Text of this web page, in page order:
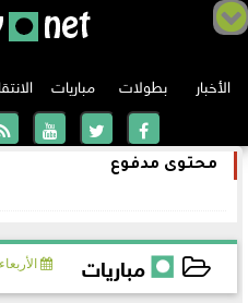
الأخبار بطولات
الدوري الإسباني
الدوري الإيطالي
مباريات
محتوى مدفوع
مباريات الأربعاء، 22 سبتمبر